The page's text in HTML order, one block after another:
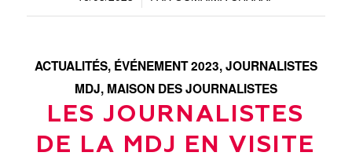
ACTUALITÉS, ÉVÉNEMENT 2023,JOURNALISTES
MDJ, MAISON DES JOURNALISTES
LES JOURNALISTES
DE LA MDJ EN VISITE